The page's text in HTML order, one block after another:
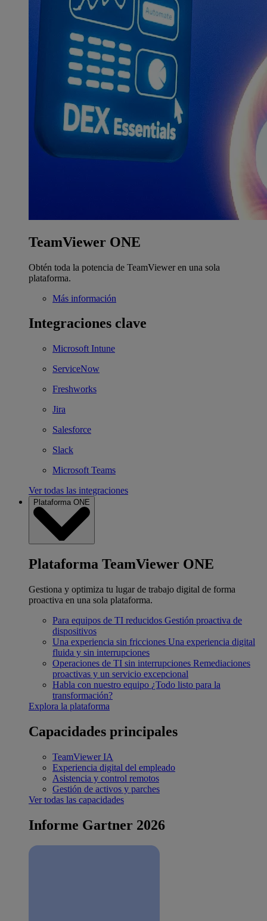
TeamViewer ONE
Obtén toda la potencia de TeamViewer en una sola
plataforma.
Más información
Integraciones clave
Microsoft Intune
ServiceNow
Freshworks
Jira
Salesforce
Slack
Microsoft Teams
Ver todas las integraciones
Plataforma ONE
Plataforma TeamViewer ONE
Gestiona y optimiza tu lugar de trabajo digital de forma
proactiva en una sola plataforma.
Para equipos de TI reducidos Gestión proactiva de
dispositivos
Una experiencia sin fricciones Una experiencia digital
fluida y sin interrupciones
Operaciones de TI sin interrupciones Remediaciones
proactivas y un servicio excepcional
Habla con nuestro equipo ¿Todo listo para la
transformación?
Explora la plataforma
Capacidades principales
TeamViewer IA
Experiencia digital del empleado
Asistencia y control remotos
Gestión de activos y parches
Ver todas las capacidades
Informe Gartner 2026